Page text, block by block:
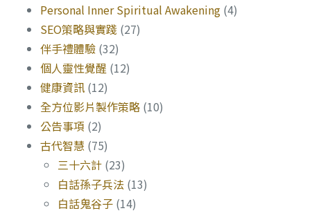
Personal Inner Spiritual Awakening (4)
SEO策略與實踐 (27)
伴手禮體驗 (32)
個人靈性覺醒 (12)
健康資訊 (12)
全方位影片製作策略 (10)
公告事項 (2)
古代智慧 (75)
三十六計 (23)
白話孫子兵法 (13)
白話鬼谷子 (14)